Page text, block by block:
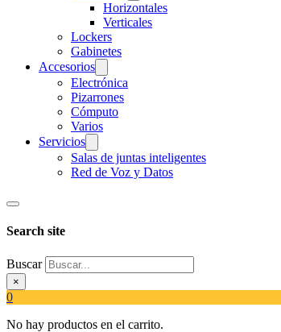
Horizontales
Verticales
Lockers
Gabinetes
Accesorios
Electrónica
Pizarrones
Cómputo
Varios
Servicios
Salas de juntas inteligentes
Red de Voz y Datos
Search site
Buscar
×
0
No hay productos en el carrito.